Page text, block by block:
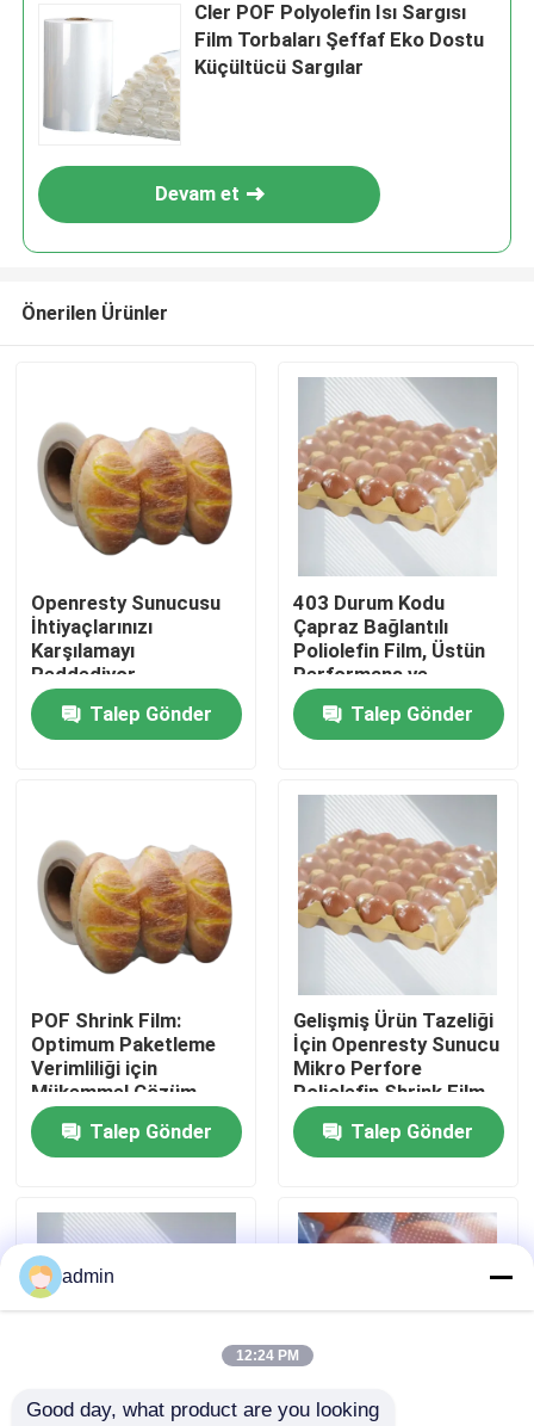
Ana sayfa
VİDEOLAR
Hakkımızda
Fabrika turu
Kalite kontrol
PE küçültme filmleri
pvc büzülme filmi
Cler POF Polyolefin Isı Sargısı
Film Torbaları Şeffaf Eko Dostu
Küçültücü Sargılar
Devam et
Önerilen Ürünler
Openresty Sunucusu
İhtiyaçlarınızı
Karşılamayı
Reddediyor
Talep Gönder
403 Durum Kodu
Çapraz Bağlantılı
Poliolefin Film, Üstün
Performans ve
Dayanıklılık ile Ambalaj
Standartlarını
Karşılamaktadır
Talep Gönder
POF Shrink Film:
Optimum Paketleme
Verimliliği için
Mükemmel Çözüm
Talep Gönder
Gelişmiş Ürün Tazeliği
İçin Openresty Sunucu
Mikro Perfore
Poliolefin Shrink Film
Talep Gönder
admin
12:24 PM
Good day, what product are you looking